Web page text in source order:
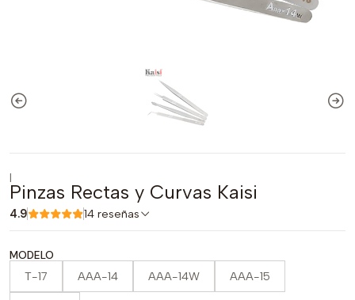
|
Pinzas Rectas y Curvas Kaisi
4.9 14 reseñas
MODELO
T-17 AAA-14 AAA-14W AAA-15